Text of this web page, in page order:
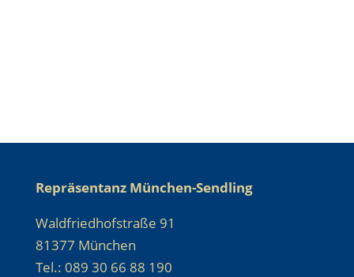
Repräsentanz München-Sendling
Waldfriedhofstraße 91
81377 München
Tel.: 089 30 66 88 190